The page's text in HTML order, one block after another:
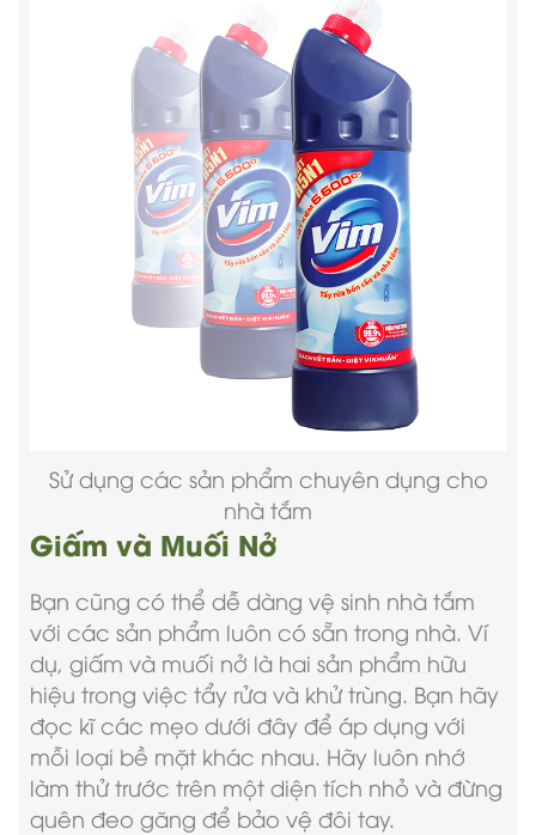
Sử dụng các sản phẩm chuyên dụng cho
nhà tắm
Giấm và Muối Nở
Bạn cũng có thể dễ dàng vệ sinh nhà tắm
với các sản phẩm luôn có sẵn trong nhà. Ví
dụ, giấm và muối nở là hai sản phẩm hữu
hiệu trong việc tẩy rửa và khử trùng. Bạn hãy
đọc kĩ các mẹo dưới đây để áp dụng với
mỗi loại bề mặt khác nhau. Hãy luôn nhớ
làm thử trước trên một diện tích nhỏ và đừng
quên đeo găng để bảo vệ đôi tay.